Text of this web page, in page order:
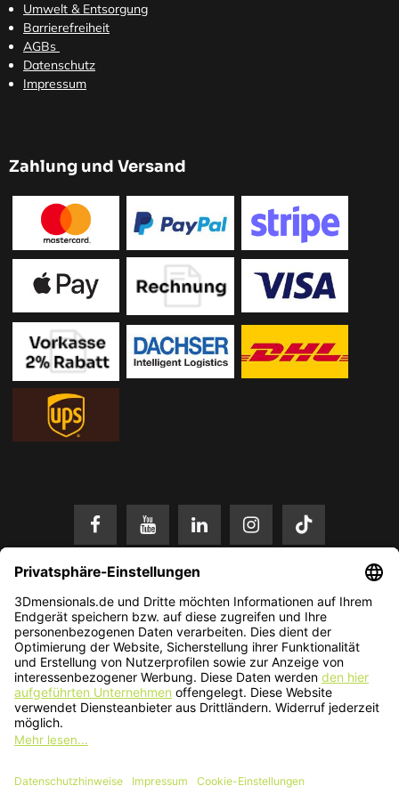
Umwelt & Entsorgung
Barrierefreiheit
AGBs
Datenschutz
Impressum
Zahlung und Versand
* Alle Preise in EUR inkl. gesetzl. Mehrwertsteuer zzgl. Versandkosten.
Änderungen und Irrtümer vorbehalten. Nur solange der Vorrat reicht.
© 2026 3Dmensionals / PONTIALIS GmbH & Co. KG - All Rights Reserved.​
Kundenbewertung